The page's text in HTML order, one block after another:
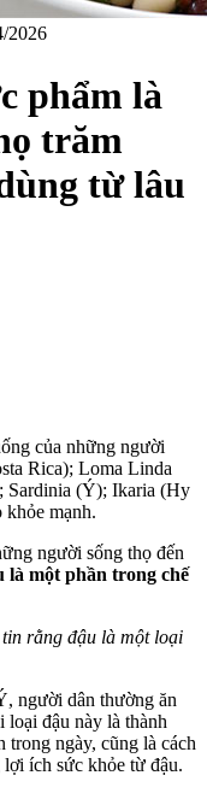
2026
phẩm là
trăm
từ lâu
của những người
Rica); Loma Linda
Sardinia (Ý); Ikaria (Hy
mạnh.
người sống thọ đến
là một phần trong chế
rằng đậu là một loại
người dân thường ăn
loại đậu này là thành
trong ngày, cũng là cách
ích sức khỏe từ đậu.